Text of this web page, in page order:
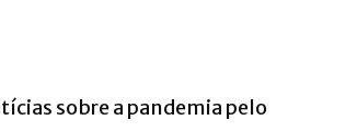
sobre a pandemia pelo